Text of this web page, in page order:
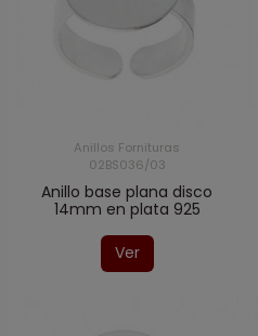
Anillos Fornituras
02BS036/03
Anillo base plana disco
14mm en plata 925
Ver